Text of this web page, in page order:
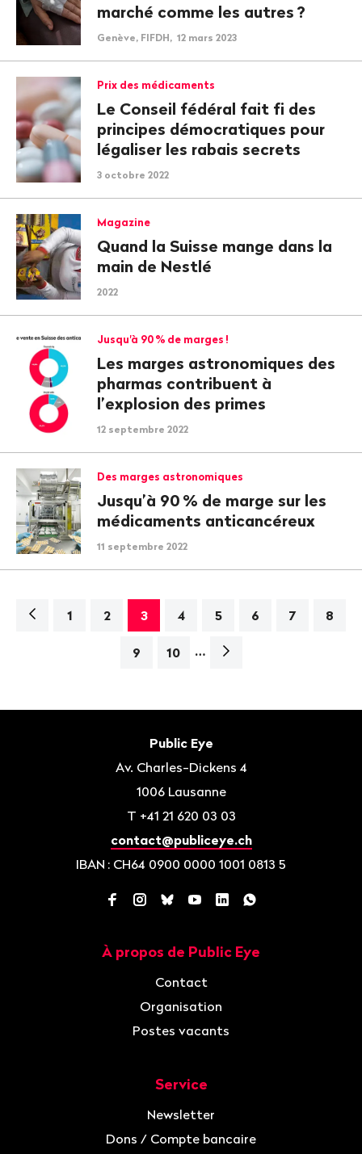
marché comme les autres ?
Genève, FIFDH, 12 mars 2023
Prix des médicaments
Le Conseil fédéral fait fi des
principes démocratiques pour
légaliser les rabais secrets
3 octobre 2022
Magazine
Quand la Suisse mange dans la
main de Nestlé
2022
Jusqu'à 90% de marges !
Les marges astronomiques des
pharmas contribuent à
l’explosion des primes
12 septembre 2022
Des marges astronomiques
Jusqu’à 90 % de marge sur les
médicaments anticancéreux
11 septembre 2022
Navigation
1 2 3 4 5 6 7 8
9 10 …
Page
Public Eye
Av. Charles-Dickens 4
1006 Lausanne
T +41 21 620 03 03
contact@publiceye.ch
IBAN : CH64 0900 0000 1001 0813 5
Facebook
Instagram
BlueskyYouTube
LinkedInWhatsApp
À propos de Public Eye
Contact
Organisation
Postes vacants
Service
Newsletter
Dons / Compte bancaire